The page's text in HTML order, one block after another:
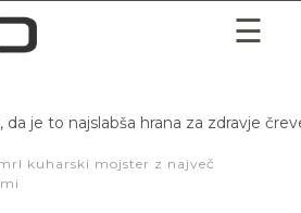
je to najslabša hrana za zdravje
kuharski mojster z največ